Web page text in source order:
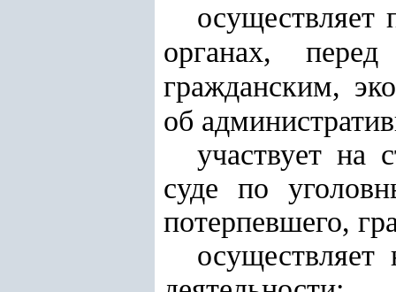
осуществляет
органах,
гражданским,
об
участвует на
суде по
потерпевшего,
осуществляет